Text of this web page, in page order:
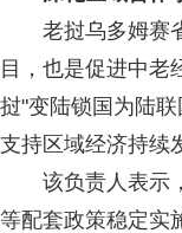
老挝乌多姆赛省
目，也是促进中老
挝"变陆锁国为陆
支持区域经济持续
该负责人表示，
等配套政策稳定实